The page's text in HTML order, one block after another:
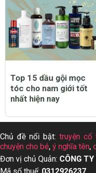
Top 15 dầu gội mọc
tóc cho nam giới tốt
nhất hiện nay
Chủ đề nổi bật:truyện cổ
chuyện cho bé, ý nghĩa tên,
Đơn vị chủ Quản: CÔNG